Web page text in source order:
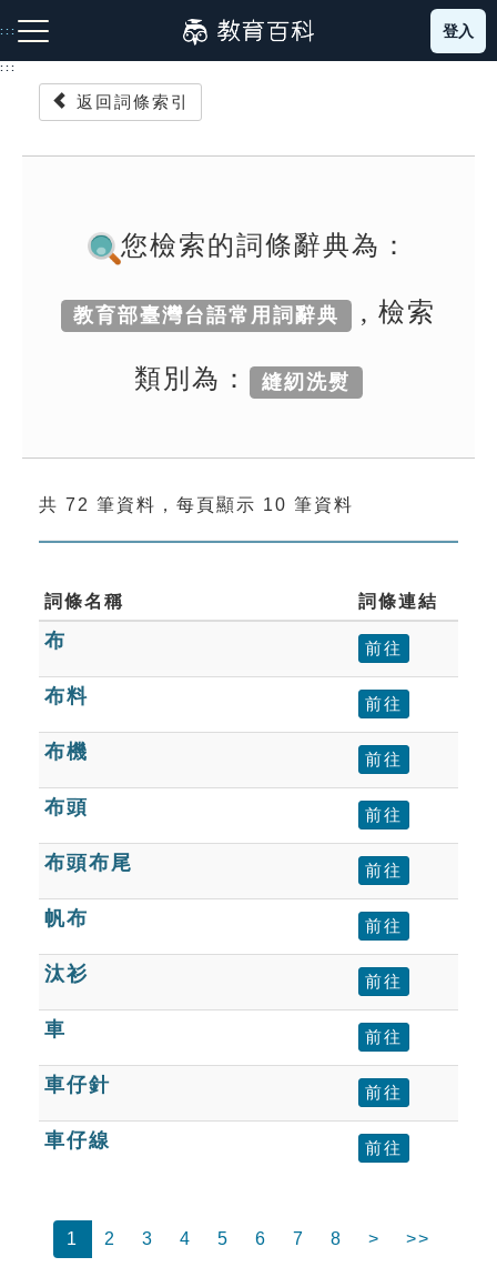
到
主
:::
成語故事
索引選單
單字索引
生命大百科索引
遊戲專區
教學應用
貓頭鷹博士
登入
:::
返回詞條索引
您檢索的詞條辭典為：
教育部臺灣台語常用詞辭典 , 檢索
類別為： 縫紉洗熨
共 72 筆資料，每頁顯示 10 筆資料
詞條名稱 詞條連結
布 前往
布料 前往
布機 前往
布頭 前往
布頭布尾 前往
帆布 前往
汰衫 前往
車 前往
車仔針 前往
車仔線 前往
1 2 3 4 5 6 7 8 > >>